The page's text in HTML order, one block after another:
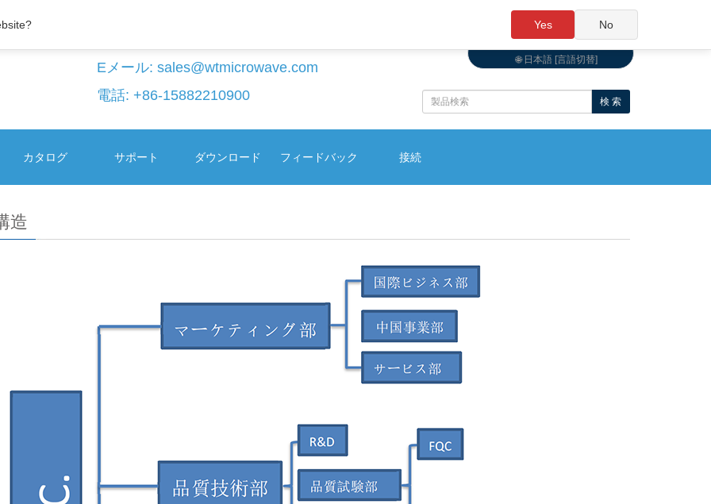
🌐 日本語 [言語切替]
Eメール: sales@wtmicrowave.com
電話: +86-15882210900
検 索
カタログ サポート ダウンロード フィードバック 接続
造
Yes No